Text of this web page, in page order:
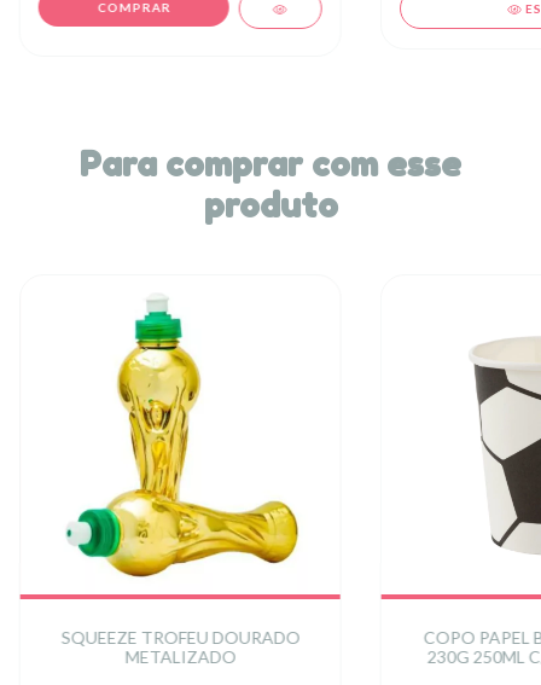
Para comprar com esse
produto
SQUEEZE TROFEU DOURADO
METALIZADO
COPO PAPEL
230G 250ML